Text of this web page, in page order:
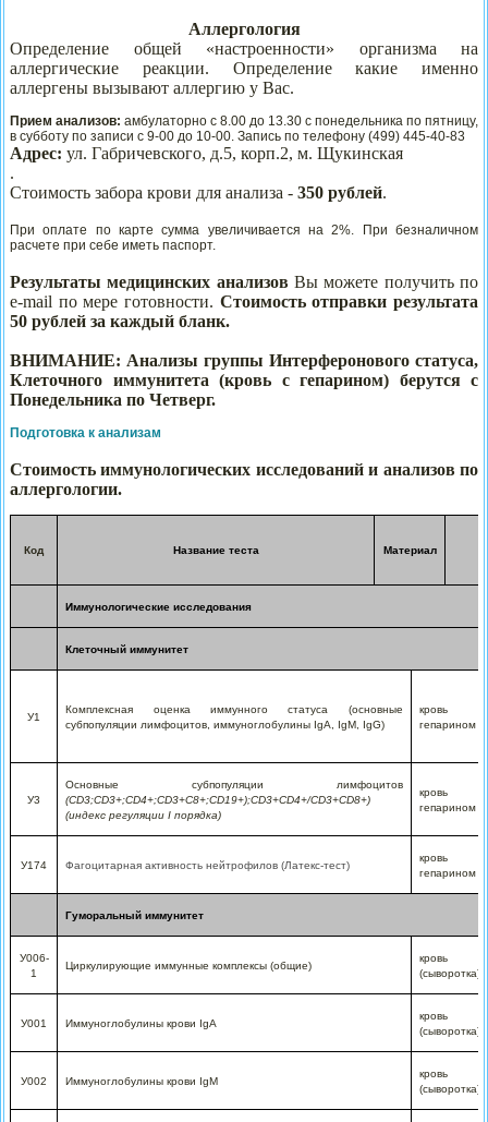
Аллергология
Определение общей «настроенности» организма на
аллергические реакции. Определение какие именно
аллергены вызывают аллергию у Вас.
Прием анализов: амбулаторно с 8.00 до 13.30 с понедельника по пятницу,
в субботу по записи с 9-00 до 10-00. Запись по телефону (499) 445-40-83
Адрес: ул. Габричевского, д.5, корп.2, м. Щукинская
.
Стоимость забора крови для анализа - 350 рублей.
При оплате по карте сумма увеличивается на 2%. При безналичном
расчете при себе иметь паспорт.
Результаты медицинских анализов Вы можете получить по
e-mail по мере готовности. Стоимость отправки результата
50 рублей за каждый бланк.
ВНИМАНИЕ: Анализы группы Интерферонового статуса,
Клеточного иммунитета (кровь с гепарином) берутся с
Понедельника по Четверг.
Подготовка к анализам
Стоимость иммунологических исследований и анализов по
аллергологии.
Код Название теста Материал
Иммунологические исследования
Клеточный иммунитет
У1
Комплексная оценка иммунного статуса (основные
субпопуляции лимфоцитов, иммуноглобулины IgА, IgМ, IgG)
кровь
гепарином
У3
Основные субпопуляции лимфоцитов
(CD3;CD3+;CD4+;CD3+C8+;CD19+);CD3+CD4+/CD3+CD8+)
(индекс регуляции I порядка)
кровь
гепарином
У174 Фагоцитарная активность нейтрофилов (Латекс-тест)
кровь
гепарином
Гуморальный иммунитет
У006-
1
Циркулирующие иммунные комплексы (общие)
кровь
(сыворотка)
У001 Иммуноглобулины крови IgА
кровь
(сыворотка)
У002 Иммуноглобулины крови IgМ
кровь
(сыворотка)